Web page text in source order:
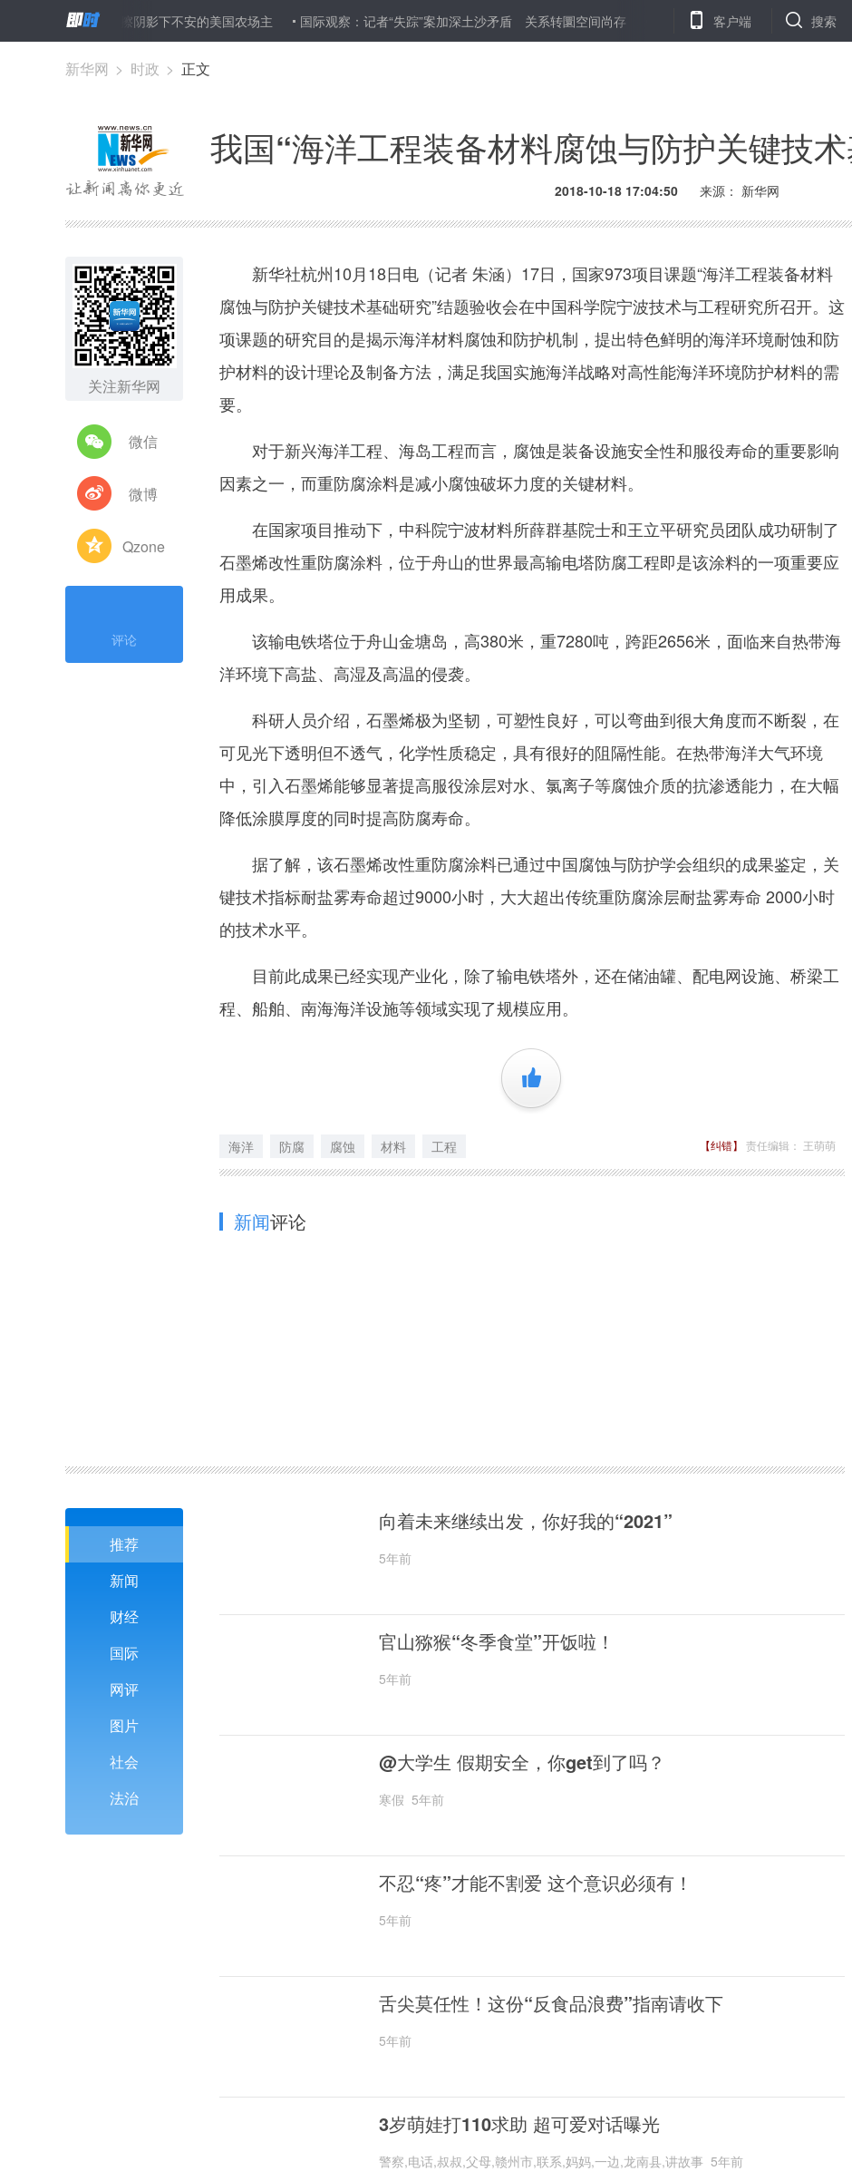
贸易摩擦阴影下不安的美国农场主 国际观察：记者“失踪”案加深土沙矛盾 关系转圜空间尚存 新西兰直升机坠毁事故致３人丧生 保罗
客户端 搜索
新华网 > 时政 > 正文
我国“海洋工程装备材料腐蚀与防护关键技
2018-10-18 17:04:50 来源： 新华网
关注新华网
微信
微博
Qzone
评论
新华社杭州10月18日电（记者 朱涵）17日，国家973项目课题“海洋工程装备材料
腐蚀与防护关键技术基础研究”结题验收会在中国科学院宁波技术与工程研究所召开。这
项课题的研究目的是揭示海洋材料腐蚀和防护机制，提出特色鲜明的海洋环境耐蚀和防
护材料的设计理论及制备方法，满足我国实施海洋战略对高性能海洋环境防护材料的需
要。
对于新兴海洋工程、海岛工程而言，腐蚀是装备设施安全性和服役寿命的重要影响
因素之一，而重防腐涂料是减小腐蚀破坏力度的关键材料。
在国家项目推动下，中科院宁波材料所薛群基院士和王立平研究员团队成功研制了
石墨烯改性重防腐涂料，位于舟山的世界最高输电塔防腐工程即是该涂料的一项重要应
用成果。
该输电铁塔位于舟山金塘岛，高380米，重7280吨，跨距2656米，面临来自热带海
洋环境下高盐、高湿及高温的侵袭。
科研人员介绍，石墨烯极为坚韧，可塑性良好，可以弯曲到很大角度而不断裂，在
可见光下透明但不透气，化学性质稳定，具有很好的阻隔性能。在热带海洋大气环境
中，引入石墨烯能够显著提高服役涂层对水、氯离子等腐蚀介质的抗渗透能力，在大幅
降低涂膜厚度的同时提高防腐寿命。
据了解，该石墨烯改性重防腐涂料已通过中国腐蚀与防护学会组织的成果鉴定，关
键技术指标耐盐雾寿命超过9000小时，大大超出传统重防腐涂层耐盐雾寿命 2000小时
的技术水平。
目前此成果已经实现产业化，除了输电铁塔外，还在储油罐、配电网设施、桥梁工
程、船舶、南海海洋设施等领域实现了规模应用。
+1
海洋 防腐 腐蚀 材料 工程 【纠错】 责任编辑： 王萌萌
新闻评论
推荐
新闻
财经
国际
网评
图片
社会
法治
向着未来继续出发，你好我的“2021”
5年前
官山猕猴“冬季食堂”开饭啦！
5年前
@大学生 假期安全，你get到了吗？
寒假 5年前
不忍“疼”才能不割爱 这个意识必须有！
5年前
舌尖莫任性！这份“反食品浪费”指南请收下
5年前
3岁萌娃打110求助 超可爱对话曝光
警察,电话,叔叔,父母,赣州市,联系,妈妈,一边,龙南县,讲故事 5年前